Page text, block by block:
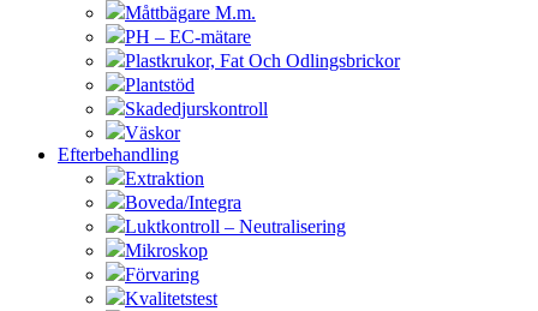
Måttbägare M.m.
PH – EC-mätare
Plastkrukor, Fat Och Odlingsbrickor
Plantstöd
Skadedjurskontroll
Väskor
Efterbehandling
Extraktion
Boveda/Integra
Luktkontroll – Neutralisering
Mikroskop
Förvaring
Kvalitetstest